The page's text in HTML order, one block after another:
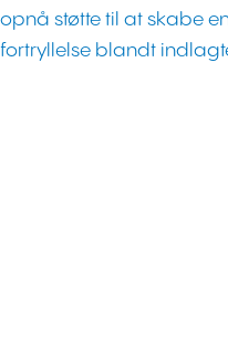
opnå støtte til at skabe
fortryllelse blandt